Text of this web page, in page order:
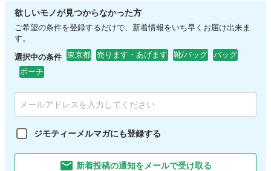
欲しいモノが見つからなかった方
ご希望の条件を登録するだけで、新着情報をいち早くお届け出来ま
す。
選択中の条件 東京都 売ります・あげます 靴/バッグ
バッグ
ポーチ
ジモティーメルマガにも登録する
新着投稿の通知をメールで受け取る